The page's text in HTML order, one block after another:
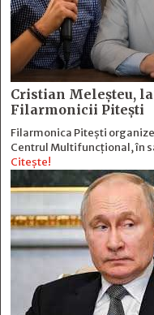
Cristian Meleșteu,
Filarmonicii Pitești
Filarmonica Pitești
Centrul Multifuncțional, în
Citește!